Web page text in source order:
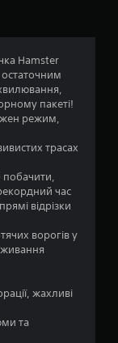
5
з
п
’
я
т
и
і
Hamster
пакеті!
режим,
трасах
побачити,
час
відрізки
ворогів у
жахливі
та